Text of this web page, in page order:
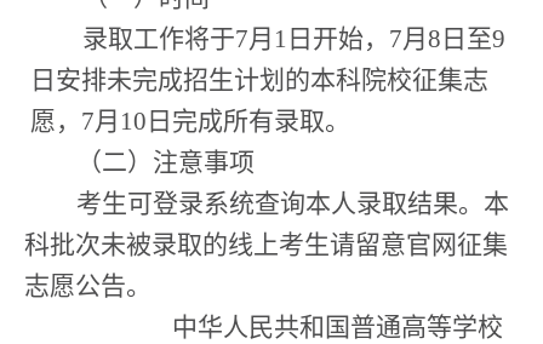
录取工作将于7月 1 日开始， 7月 8 日至9
日安排未完成招生计划的本科院校征集志
愿， 7月 10 日完成所有录取。
（二）注意事项
考生可登录系统查询本人录取结果。本
科批次未被录取的线上考生请留意官网征集
志愿公告。
中华人民共和国普通高等学校